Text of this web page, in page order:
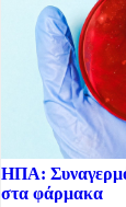
ΗΠΑ:
στα φάρμακα